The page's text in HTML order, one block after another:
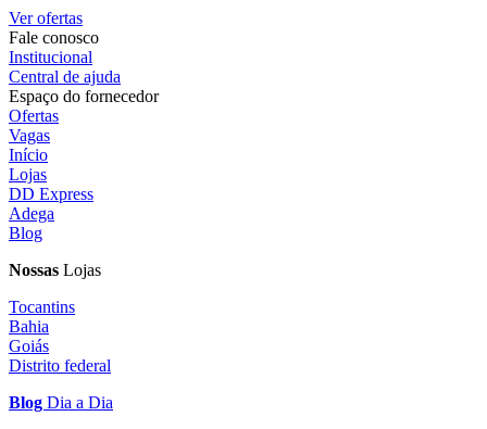
Ver ofertas
Fale conosco
Institucional
Central de ajuda
Espaço do fornecedor
Ofertas
Vagas
Início
Lojas
DD Express
Adega
Blog
Nossas Lojas
Tocantins
Bahia
Goiás
Distrito federal
Blog Dia a Dia